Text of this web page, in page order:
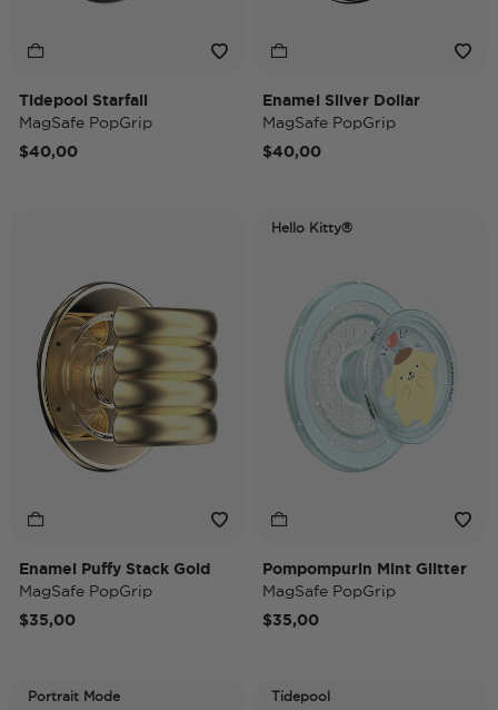
Tidepool Starfall
MagSafe PopGrip
$40,00
Enamel Silver Dollar
MagSafe PopGrip
$40,00
Enamel Puffy Stack Gold
MagSafe PopGrip
$35,00
Hello Kitty®
Pompompurin Mint Glitter
MagSafe PopGrip
$35,00
Portrait Mode Tidepool